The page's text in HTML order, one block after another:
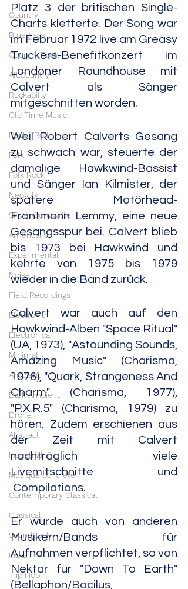
Country
Bluegrass
Country Rock
Alt.Country
Rockabilly
Old Time Music
Rock'n'Roll
Folk
Folk Rock
Neofolk
Singer/Songwriter
Americana
Experimental
Noise
Field Recordings
Electronic
Electronica
Minimal
Ambient
Dark Ambient
Drone
Abstract
Industrial
Musique concrète
Contemporary Classical
Classical
Soundtrack
India
Trip Hop
Platz 3 der britischen Single-
Charts kletterte. Der Song war
im Februar 1972 live am Greasy
Truckers-Benefitkonzert im
Londoner Roundhouse mit
Calvert als Sänger
mitgeschnitten worden.
Weil Robert Calverts Gesang
zu schwach war, steuerte der
damalige Hawkwind-Bassist
und Sänger Ian Kilmister, der
spätere Motörhead-
Frontmann Lemmy, eine neue
Gesangsspur bei. Calvert blieb
bis 1973 bei Hawkwind und
kehrte von 1975 bis 1979
wieder in die Band zurück.
Calvert war auch auf den
Hawkwind-Alben "Space Ritual"
(UA, 1973), "Astounding Sounds,
Amazing Music" (Charisma,
1976), "Quark, Strangeness And
Charm" (Charisma, 1977),
"P.X.R.5" (Charisma, 1979) zu
hören. Zudem erschienen aus
der Zeit mit Calvert
nachträglich viele
Livemitschnitte und
Compilations.
Er wurde auch von anderen
Musikern/Bands für
Aufnahmen verpflichtet, so von
Nektar für "Down To Earth"
(Bellaphon/Bacilus,